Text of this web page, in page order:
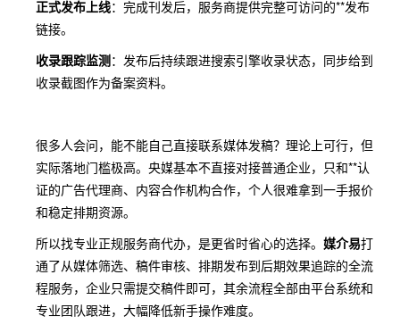
正式发布上线：完成刊发后，服务商提供完整可访问的**发布
链接。
收录跟踪监测：发布后持续跟进搜索引擎收录状态，同步给到
收录截图作为备案资料。
很多人会问，能不能自己直接联系媒体发稿？理论上可行，但
实际落地门槛极高。央媒基本不直接对接普通企业，只和**认
证的广告代理商、内容合作机构合作，个人很难拿到一手报价
和稳定排期资源。
所以找专业正规服务商代办，是更省时省心的选择。 媒介易打
通了从媒体筛选、稿件审核、排期发布到后期效果追踪的全流
程服务，企业只需提交稿件即可，其余流程全部由平台系统和
专业团队跟进，大幅降低新手操作难度。